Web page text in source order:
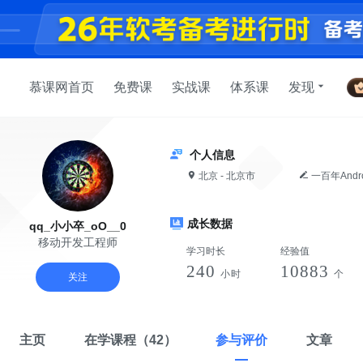
慕课网首页 免费课 实战课 体系课 发现
qq_小小卒_oO__0
移动开发工程师
关注
个人信息
北京 - 北京市 一百年
成长数据
学习时长
240 小时
经验值
10883 个
主页 在学课程 （42） 参与评价 文章